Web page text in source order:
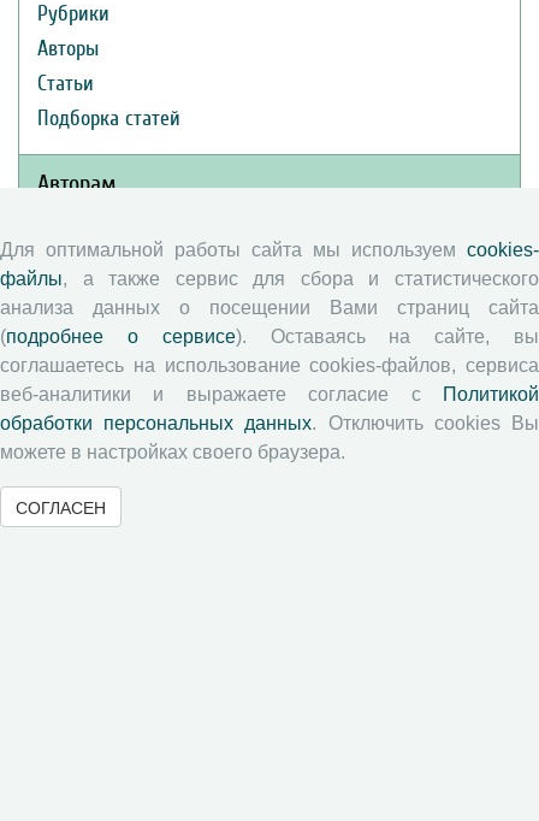
Рубрики
Авторы
Статьи
Подборка статей
Авторам
Правила для авторов
Типовой лицензионный договор
Публикационная этика
Согласие на обработку персональных данных
Авторские права
Рецензентам
Памятка рецензенту
Для оптимальной работы сайта мы используем cookies-
файлы, а также сервис для сбора и статистического
анализа данных о посещении Вами страниц сайта
(подробнее о сервисе). Оставаясь на сайте, вы
соглашаетесь на использование cookies-файлов, сервиса
веб-аналитики и выражаете согласие с
Политикой
обработки персональных данных. Отключить cookies Вы
можете в настройках своего браузера.
СОГЛАСЕН